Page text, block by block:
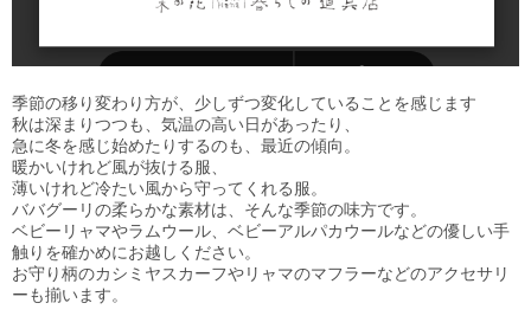
季節の移り変わり方が、少しずつ変化していることを感じます
秋は深まりつつも、気温の高い日があったり、
急に冬を感じ始めたりするのも、最近の傾向。
暖かいけれど風が抜ける服、
薄いけれど冷たい風から守ってくれる服。
ババグーリの柔らかな素材は、そんな季節の味方です。
ベビーリャマやラムウール、ベビーアルパカウールなどの優しい手
触りを確かめにお越しください。
お守り柄のカシミヤスカーフやリャマのマフラーなどのアクセサリ
ーも揃います。